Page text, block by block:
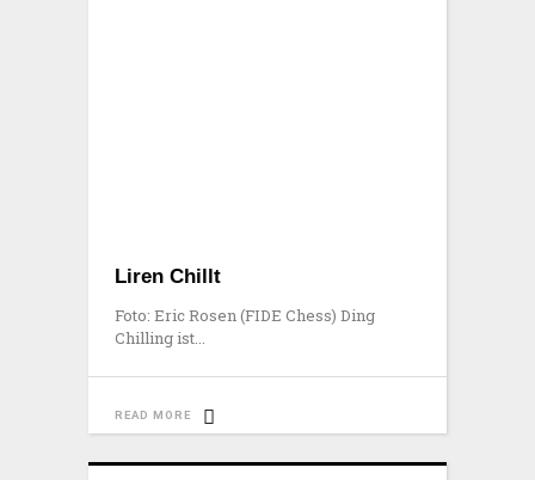
Liren Chillt
Foto: Eric Rosen (FIDE Chess) Ding
Chilling ist
READ MORE